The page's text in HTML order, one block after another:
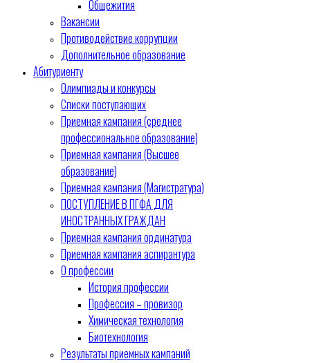
Общежития
Вакансии
Противодействие коррупции
Дополнительное образование
Абитуриенту
Олимпиады и конкурсы
Списки поступающих
Приемная кампания (среднее
профессиональное образование)
Приемная кампания (Высшее
образование)
Приемная кампания (Магистратура)
ПОСТУПЛЕНИЕ В ПГФА ДЛЯ
ИНОСТРАННЫХ ГРАЖДАН
Приемная кампания ординатура
Приемная кампания аспирантура
О профессии
История профессии
Профессия – провизор
Химическая технология
Биотехнология
Результаты приемных кампаний